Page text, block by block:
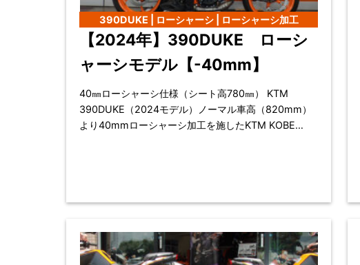
390DUKE | ローシャーシ | ローシャーシ加工
【2024年】390DUKE ローシ
ャーシモデル【-40mm】
40㎜ローシャーシ仕様（シート高780㎜） KTM
390DUKE（2024モデル）ノーマル車高（820mm）
より40mmローシャーシ加工を施したKTM KOBE